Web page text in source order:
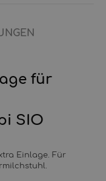
für
SIO
Einlage. Für